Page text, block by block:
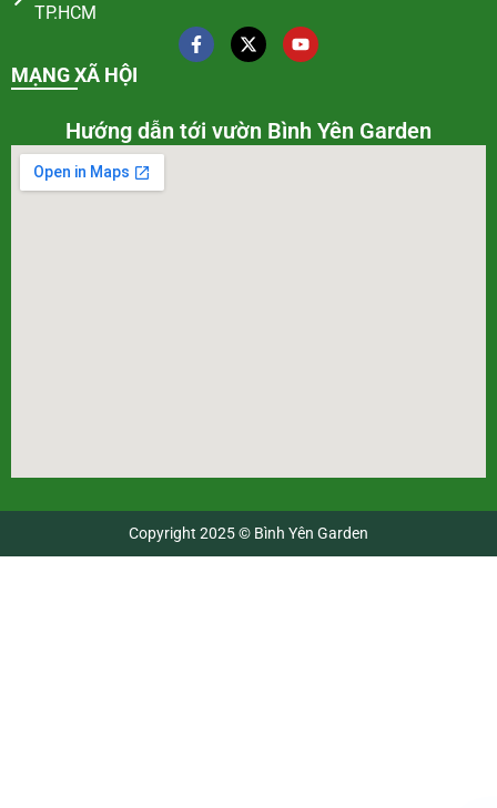
TP.HCM
MẠNG XÃ HỘI
Hướng dẫn tới vườn Bình Yên Garden
Copyright 2025 © Bình Yên Garden